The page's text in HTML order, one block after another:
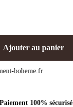
Ajouter au panier
Paiement 100% sécurisé